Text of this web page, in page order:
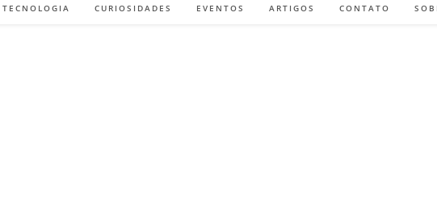
TECNOLOGIA CURIOSIDADES EVENTOS ARTIGOS CONTATO